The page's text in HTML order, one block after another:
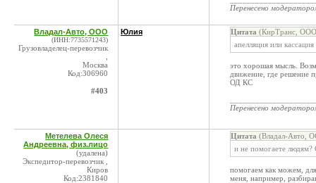
Перенесено
Владал-Авто, ООО
(ИНН:7735571243)
Грузовладелец-перевозчик
Москва
Код:306960
#403
Юлия Цитата (КирТранс,
апелляция или
это хорошая мысль.
движение, где решение
ОД КС
Перенесено
Метелева Олеся
Андреевна, физ.лицо
(удалена)
Экспедитор-перевозчик ,
Киров
Код:2381840
Цитата (Владал-Авто,
и не помогаете
помогаем как можем,
меня, например,